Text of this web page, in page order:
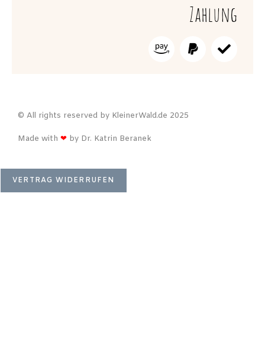
Zahlung
© All rights reserved by KleinerWald.de 2025
Made with ❤ by Dr. Katrin Beranek
VERTRAG WIDERRUFEN